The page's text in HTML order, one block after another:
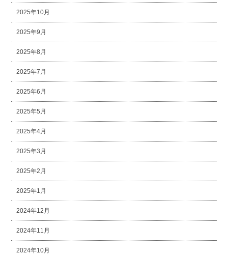
2025年10月
2025年9月
2025年8月
2025年7月
2025年6月
2025年5月
2025年4月
2025年3月
2025年2月
2025年1月
2024年12月
2024年11月
2024年10月